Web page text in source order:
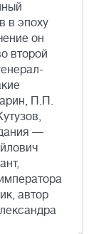
в эпоху
он
второй
П.П.
—
автор